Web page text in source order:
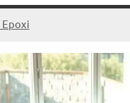
uma
Mesa
elegância
se
encontra
Epoxi